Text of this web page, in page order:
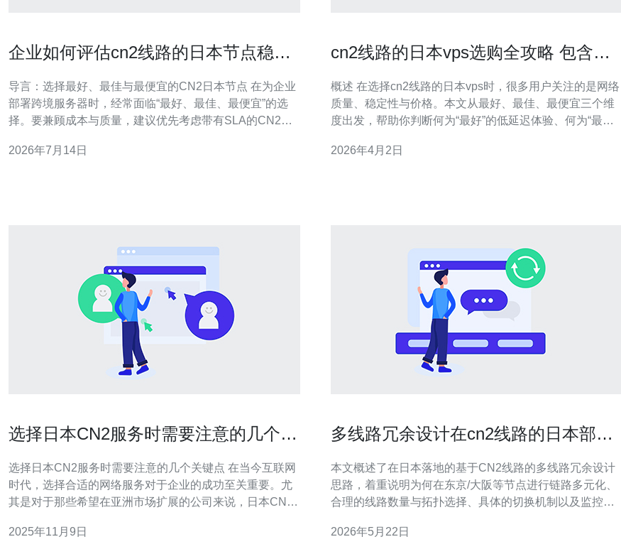
企业如何评估cn2线路的日本节点稳定
导言：选择最好、最佳与最便宜的CN2日本节点 在为企业
部署跨境服务器时，经常面临“最好、最佳、最便宜”的选
择。要兼顾成本与质量，建议优先考虑带有SLA的CN2线
通过全面测试确认目标日本节点的稳定性与丢包率，才能
2026年7月14日
cn2线路的日本vps选购全攻略 包含商
概述 在选择cn2线路的日本vps时，很多用户关注的是网络
质量、稳定性与价格。本文从最好、最佳、最便宜三个维
度出发，帮助你判断何为“最好”的低延迟体验、何为“最佳”
餐，同时兼顾商家信誉与售后服务。 为什么选择cn2线路
2026年4月2日
选择日本CN2服务时需要注意的几个关
选择日本CN2服务时需要注意的几个关键点 在当今互联网
时代，选择合适的网络服务对于企业的成功至关重要。尤
其是对于那些希望在亚洲市场扩展的公司来说，日本CN2
是一件简单的事情。以下是您在选择时需要考虑的三个关
2025年11月9日
多线路冗余设计在cn2线路的日本部署
本文概述了在日本落地的基于CN2线路的多线路冗余设计
思路，着重说明为何在东京/大阪等节点进行链路多元化、
合理的线路数量与拓扑选择、具体的切换机制以及监控与
续可用与性能稳定。 哪里部署多线路冗余能有效提升CN2
2026年5月22日